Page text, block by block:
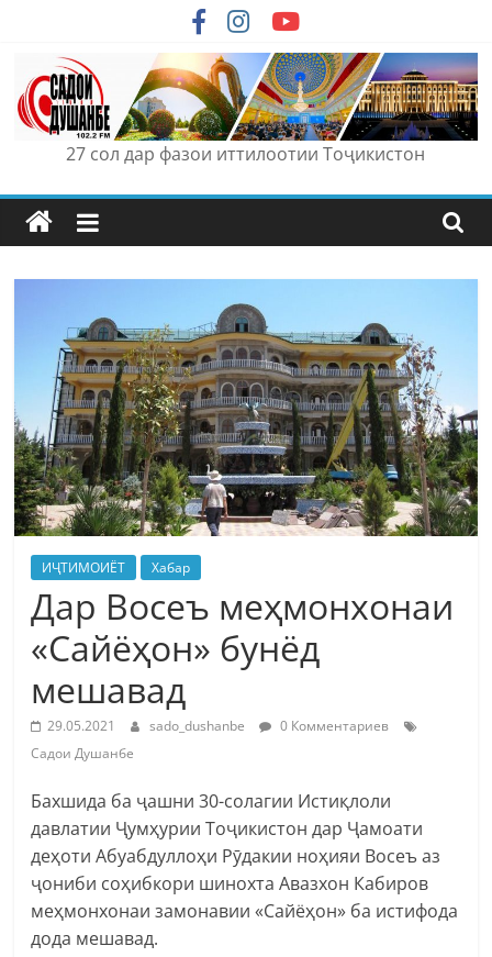
content
27 сол дар фазои иттилоотии Тоҷикистон
ИҶТИМОИЁТ Хабар
Дар Восеъ меҳмонхонаи
«Сайёҳон» бунёд
мешавад
29.05.2021 sado_dushanbe
0 Комментариев
Садои Душанбе
Бахшида ба ҷашни 30-солагии Истиқлоли
давлатии Ҷумҳурии Тоҷикистон дар Ҷамоати
деҳоти Абуабдуллоҳи Рӯдакии ноҳияи Восеъ аз
ҷониби соҳибкори шинохта Авазхон Кабиров
меҳмонхонаи замонавии «Сайёҳон» ба истифода
дода мешавад.